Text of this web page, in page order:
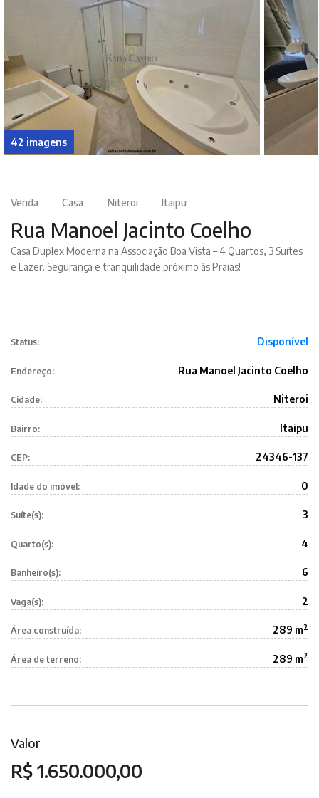
42 imagens
Venda Casa Niteroi Itaipu
Rua Manoel Jacinto Coelho
Casa Duplex Moderna na Associação Boa Vista – 4 Quartos, 3 Suítes
e Lazer. Segurança e tranquilidade próximo às Praias!
Status: Disponível
Endereço: Rua Manoel Jacinto Coelho
Cidade: Niteroi
Bairro: Itaipu
CEP: 24346-137
Idade do imóvel: 0
Suíte(s): 3
Quarto(s): 4
Banheiro(s): 6
Vaga(s): 2
Área construída: 289 m2
Área de terreno: 289 m2
Valor
R$ 1.650.000,00